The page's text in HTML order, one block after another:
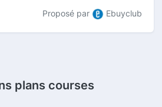
Proposé par Ebuyclub
plans courses